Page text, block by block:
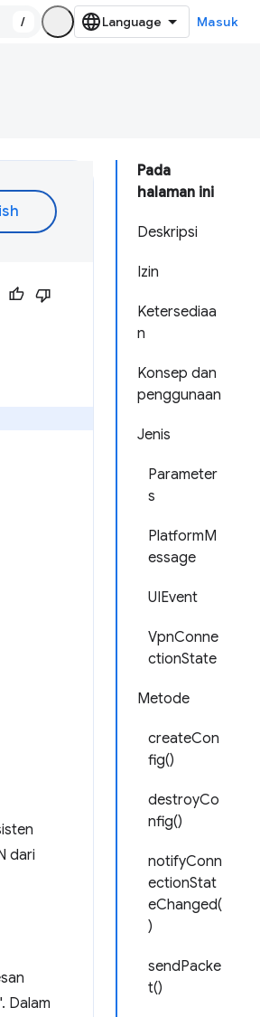
/ Masuk
Pada
halaman ini
Deskripsi
Izin
Ketersediaa
n
Konsep dan
penggunaan
Jenis
Parameter
s
PlatformM
essage
UIEvent
VpnConne
ctionState
Metode
createCon
fig()
destroyCo
nfig()
notifyConn
ectionStat
eChanged(
)
sendPacke
t()
dari
Dalam